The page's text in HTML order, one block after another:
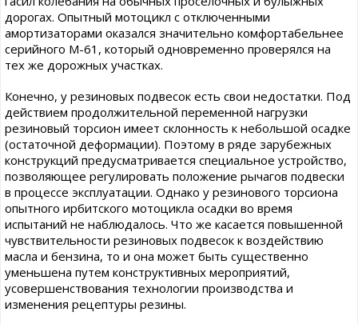
дорогах. Опытный мотоцикл с отключенными
амортизаторами оказался значительно комфортабельнее
серийного М-61, который одновременно проверялся на
тех же дорожных участках.
Конечно, у резиновых подвесок есть свои недостатки. Под
действием продолжительной переменной нагрузки
резиновый торсион имеет склонность к небольшой осадке
(остаточной деформации). Поэтому в ряде зарубежных
конструкций предусматривается специальное устройство,
позволяющее регулировать положение рычагов подвески
в процессе эксплуатации. Однако у резинового торсиона
опытного ирбитского мотоцикла осадки во время
испытаний не наблюдалось. Что же касается повышенной
чувствительности резиновых подвесок к воздействию
масла и бензина, то и она может быть существенно
уменьшена путем конструктивных мероприятий,
усовершенствования технологии производства и
изменения рецептуры резины.